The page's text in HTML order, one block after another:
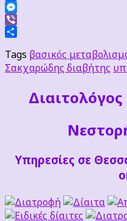
Facebook
Messenger
Viber
Tags βασικός
Σακχαρώδης διαβήτης
Υπηρεσίες σε